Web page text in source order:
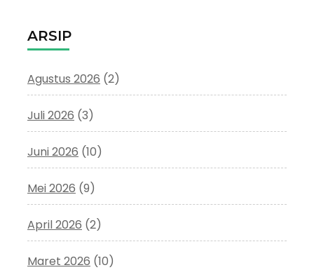
ARSIP
Agustus 2026 (2)
Juli 2026 (3)
Juni 2026 (10)
Mei 2026 (9)
April 2026 (2)
Maret 2026 (10)